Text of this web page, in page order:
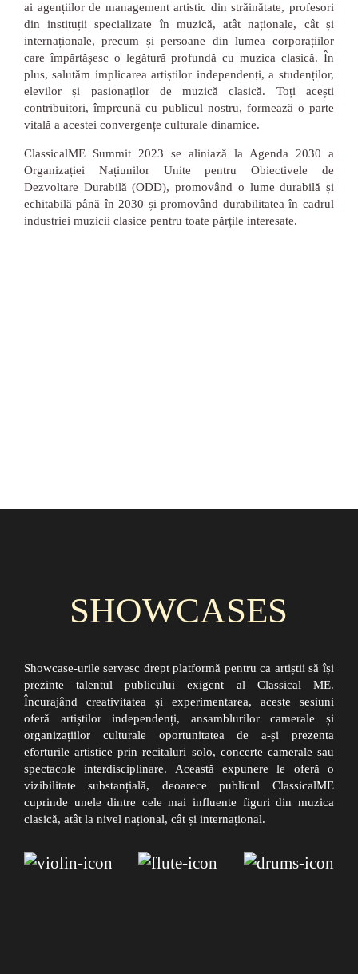
ai agențiilor de management artistic din străinătate, profesori
din instituții specializate în muzică, atât naționale, cât și
internaționale, precum și persoane din lumea corporațiilor
care împărtășesc o legătură profundă cu muzica clasică. În
plus, salutăm implicarea artiștilor independenți, a studenților,
elevilor și pasionaților de muzică clasică. Toți acești
contribuitori, împreună cu publicul nostru, formează o parte
vitală a acestei convergențe culturale dinamice.
ClassicalME Summit 2023 se aliniază la Agenda 2030 a
Organizației Națiunilor Unite pentru Obiectivele de
Dezvoltare Durabilă (ODD), promovând o lume durabilă și
echitabilă până în 2030 și promovând durabilitatea în cadrul
industriei muzicii clasice pentru toate părțile interesate.
SHOWCASES
Showcase-urile servesc drept platformă pentru ca artiștii să își
prezinte talentul publicului exigent al Classical ME.
Încurajând creativitatea și experimentarea, aceste sesiuni
oferă artiștilor independenți, ansamblurilor camerale și
organizațiilor culturale oportunitatea de a-și prezenta
eforturile artistice prin recitaluri solo, concerte camerale sau
spectacole interdisciplinare. Această expunere le oferă o
vizibilitate substanțială, deoarece publicul ClassicalME
cuprinde unele dintre cele mai influente figuri din muzica
clasică, atât la nivel național, cât și internațional.